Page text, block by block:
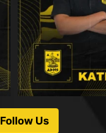
Follow Us